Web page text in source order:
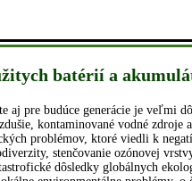
batérií a
aj pre budúce generácie je veľmi
kontaminované vodné zdroje
problémov, ktoré viedli k
stenčovanie ozónovej
dôsledky globálnych